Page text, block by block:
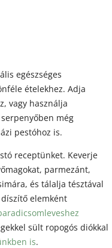
egészséges
ételekhez. Adja
vagy használja
még
pestóhoz is.
receptünket. Keverje
parmezánt,
és tálalja tésztával
elemként
sült ropogós diókkal
is.